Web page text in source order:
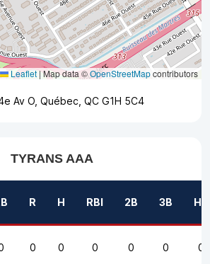
Leaflet|Map data ©OpenStreetMapcontributors
Av O, Québec, QC G1H 5C4
TYRANS AAA
R H RBI 2B 3B HR
0 0 0 0 0 0